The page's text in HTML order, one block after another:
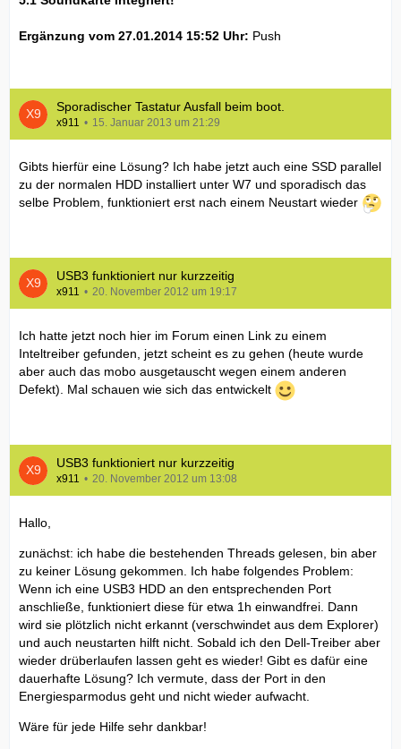
Ergänzung vom 27.01.2014 15:52 Uhr: Push
Sporadischer Tastatur Ausfall beim boot.
x911 15. Januar 2013 um 21:29
Gibts hierfür eine Lösung? Ich habe jetzt auch eine SSD parallel
zu der normalen HDD installiert unter W7 und sporadisch das
selbe Problem, funktioniert erst nach einem Neustart wieder
USB3 funktioniert nur kurzzeitig
x911 20. November 2012 um 19:17
Ich hatte jetzt noch hier im Forum einen Link zu einem
Inteltreiber gefunden, jetzt scheint es zu gehen (heute wurde
aber auch das mobo ausgetauscht wegen einem anderen
Defekt). Mal schauen wie sich das entwickelt
USB3 funktioniert nur kurzzeitig
x911 20. November 2012 um 13:08
Hallo,
zunächst: ich habe die bestehenden Threads gelesen, bin aber
zu keiner Lösung gekommen. Ich habe folgendes Problem:
Wenn ich eine USB3 HDD an den entsprechenden Port
anschließe, funktioniert diese für etwa 1h einwandfrei. Dann
wird sie plötzlich nicht erkannt (verschwindet aus dem Explorer)
und auch neustarten hilft nicht. Sobald ich den Dell-Treiber aber
wieder drüberlaufen lassen geht es wieder! Gibt es dafür eine
dauerhafte Lösung? Ich vermute, dass der Port in den
Energiesparmodus geht und nicht wieder aufwacht.
Wäre für jede Hilfe sehr dankbar!